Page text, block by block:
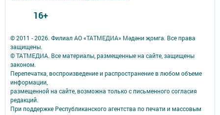
© 2011 - 2026. Филиал АО «ТАТМЕДИА» Мәдәни җомга. Все права
защищены.
© ТАТМЕДИА. Все материалы, размещенные на сайте, защищены
законом.
Перепечатка, воспроизведение и распространение в любом объеме
информации,
размещенной на сайте, возможна только с письменного согласия
редакций.
При поддержке Республиканского агентства по печати и массовым
16+